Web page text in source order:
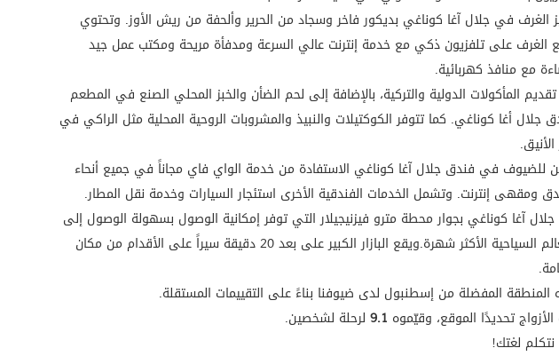
الغرف في جلال آغا كوناغي بديكور فاخر وسجاد من الحرير وألحفة من ريش الأوز. وتحتوي
الغرف على تلفزيون ذكي مع خدمة إنترنت عالي السرعة ومدفأة مريحة ومكتب عمل جيد
مع منافذ كهربائية.
المأكولات الدولية والتركية، بالإضافة إلى لحم الضأن والخبز المحلي الصنع في المطعم
جلال أغا كوناغي. كما تتوفر الكوكتيلات والنبيذ والمشروبات الروحية المحلية مثل الراكي في
الأنيق.
للضيوف في فندق جلال آغا كوناغي الاستفادة من خدمة الواي فاي مجاناً في جميع أنحاء
ومقهى إنترنت. وتشمل الخدمات الفندقية الأخرى استئجار السيارات وخدمة نقل المطار.
آغا كوناغي بجوار محطة مترو فيزنيجيلار التي توفر إمكانية الوصول بسهولة الوصول إلى
المعالم السياحية الأكثر شهرة.ويقع البازار الكبير على بعد 20 دقيقة سيراً على الأقدام من مكان
المفضلة من إسطنبول لدى ضيوفنا بناءً على التقييمات المستقلة.
تحديدًا الموقع، وقيّموه 9.1 لرحلة لشخصين.
لغتك!